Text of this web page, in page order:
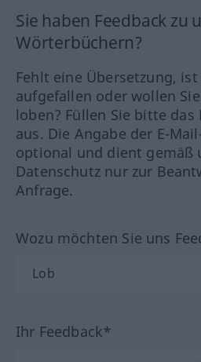
Sie haben Feedback zu
Wörterbüchern?
Fehlt eine Übersetzung,
aufgefallen oder wollen
loben? Füllen Sie bitte das
aus. Die Angabe der E-
optional und dient gemäß
Datenschutz nur zur
Anfrage.
Wozu möchten Sie uns
Ihr Feedback*